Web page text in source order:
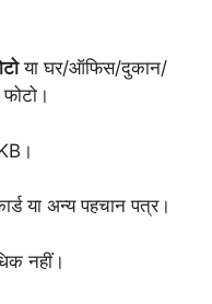
या घर/ऑफिस/दुकान/
या अन्य पहचान पत्र।
नहीं।